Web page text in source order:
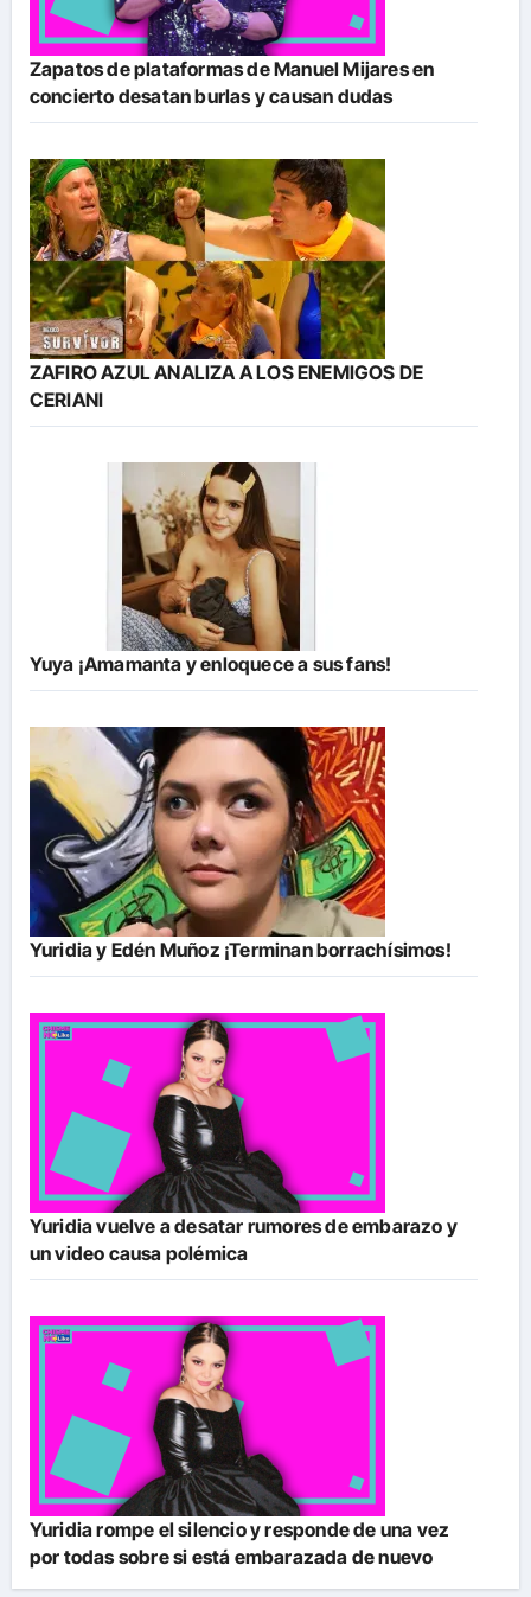
Zapatos de plataformas de Manuel Mijares en
concierto desatan burlas y causan dudas
ZAFIRO AZUL ANALIZA A LOS ENEMIGOS DE
CERIANI
Yuya ¡Amamanta y enloquece a sus fans!
Yuridia y Edén Muñoz ¡Terminan borrachísimos!
Yuridia vuelve a desatar rumores de embarazo y
un video causa polémica
Yuridia rompe el silencio y responde de una vez
por todas sobre si está embarazada de nuevo